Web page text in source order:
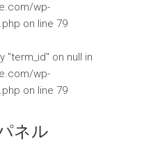
wp-
on line 79
"term_id" on null in
wp-
on line 79
ネル